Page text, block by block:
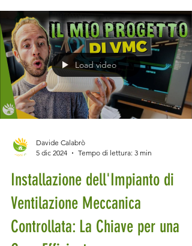
Load video
5 dic 2024
Tempo di lettura: 3 min
Installazione dell'Impianto di
Ventilazione Meccanica